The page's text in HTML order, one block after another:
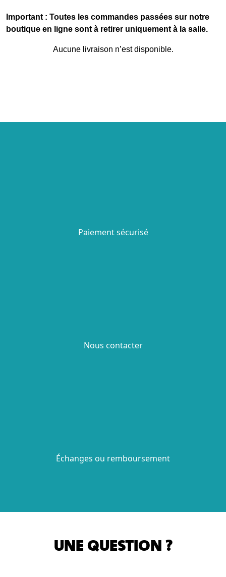
Important : Toutes les commandes passées sur notre
boutique en ligne sont à retirer uniquement à la salle.
Aucune livraison n’est disponible.
Paiement sécurisé
Nous contacter
Échanges ou remboursement
UNE QUESTION ?